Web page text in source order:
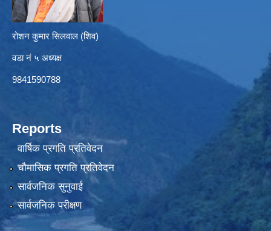
रोशन कुमार सिलवाल (शिव)
वडा नं ५ अध्यक्ष
9841590788
Reports
वार्षिक प्रगति प्रतिवेदन
चौमासिक प्रगति प्रतिवेदन
सार्वजनिक सुनुवाई
सार्वजनिक परीक्षण